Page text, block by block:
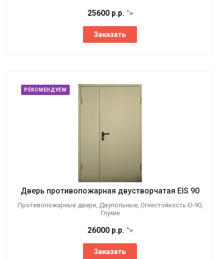
25600 р.р. ">
Заказать
РЕКОМЕНДУЕМ
Дверь противопожарная двустворчатая EIS 90
Противопожарные двери, Двупольные, Огнестойкость EI-90,
Глухие
26000 р.р. ">
Заказать